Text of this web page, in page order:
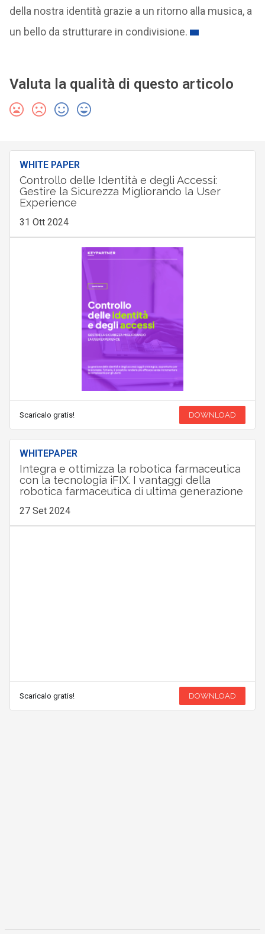
della nostra identità grazie a un ritorno alla musica, a
un bello da strutturare in condivisione.
Valuta la qualità di questo articolo
WHITE PAPER
Controllo delle Identità e degli Accessi:
Gestire la Sicurezza Migliorando la User
Experience
31 Ott 2024
Scaricalo gratis! DOWNLOAD
WHITEPAPER
Integra e ottimizza la robotica farmaceutica
con la tecnologia iFIX. I vantaggi della
robotica farmaceutica di ultima generazione
27 Set 2024
Scaricalo gratis! DOWNLOAD